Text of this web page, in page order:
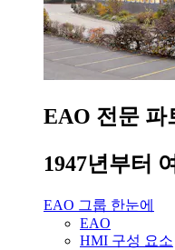
EAO 전문 파
1947년부터
EAO 그룹 한눈에
EAO
HMI 구성 요소